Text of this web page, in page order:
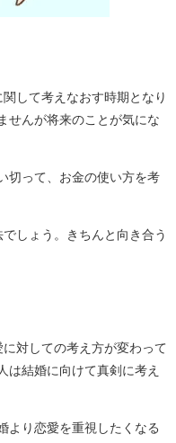
して考えなおす時期となり
せんが将来のことが気にな
切って、お金の使い方を考
しょう。きちんと向き合う
対しての考え方が変わって
は結婚に向けて真剣に考え
より恋愛を重視したくなる